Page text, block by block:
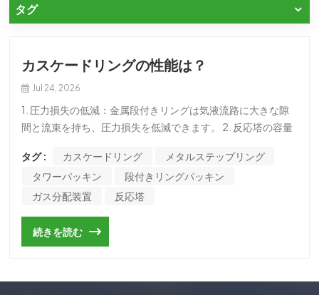
タグ
カスケードリングの性能は？
Jul 24, 2026
1. 圧力損失の低減：金属段付きリングは気液流路に大きな隙
間と流束を持ち、圧力損失を低減できます。 2. 反応塔の容量
です。金属製ステップリングにより、反応接触部がオーバー
フロー現象による圧力降下接触から遠ざけられるため、より
多くの気液を処理でき、反応塔の容量が増加します。 3. 防汚
流れ方向のギャップを一定値に設定できるため、固体石材が
気液の流れに乗って充填層を通過できます。 4. 反応効率の向
く垂直に制限され、この設計は物質移動においてより顕著な
タグ : カスケードリング
メタルステップリング
タワーパッキン
段付きリングパッキン
ガス分配装置
反応塔
続きを読む